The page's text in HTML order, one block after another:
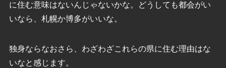
に住む意味はないんじゃないかな。どうしても都会がい
いなら、札幌か博多がいいな。
独身ならなおさら、わざわざこれらの県に住む理由はな
いなと感じます。